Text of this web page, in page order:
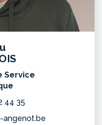
Service
44 35
angenot.be